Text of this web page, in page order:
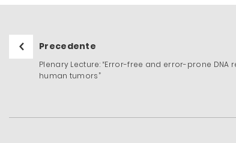
Precedente
Plenary Lecture: “Error-free and error-prone
human tumors”